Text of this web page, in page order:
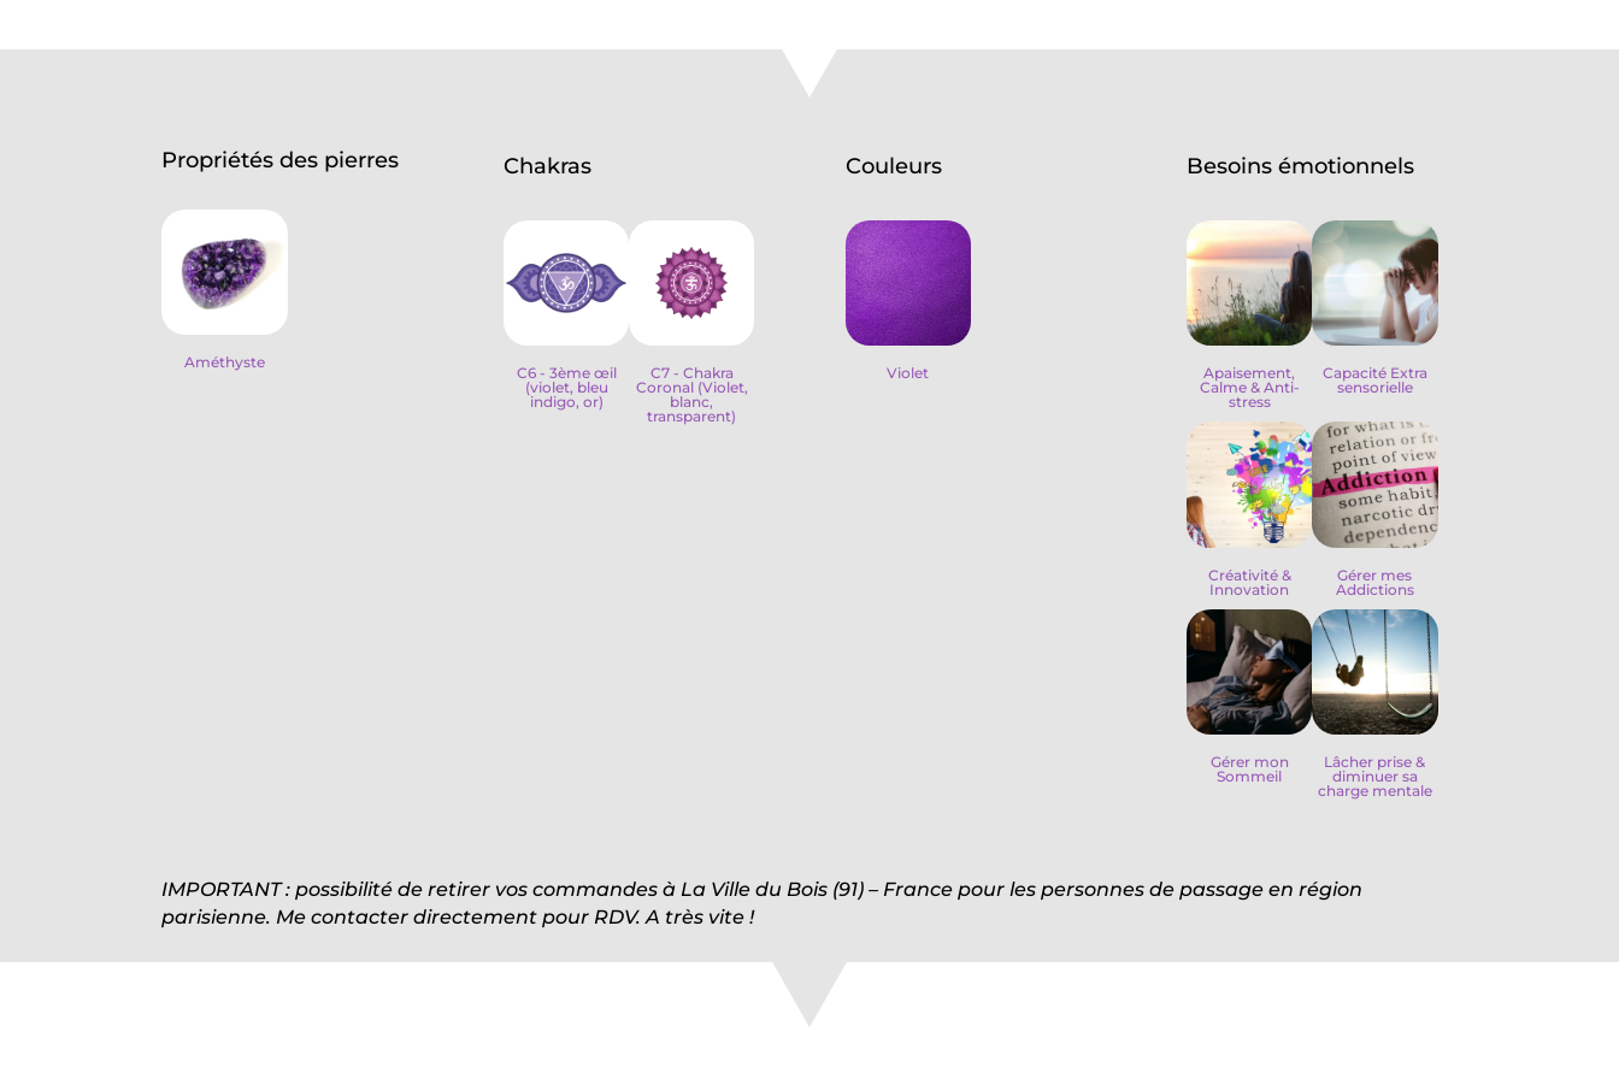
Propriétés des pierres
Améthyste
Chakras
C6 - 3ème œil
(violet, bleu
indigo, or)
C7 - Chakra
Coronal (Violet,
blanc,
transparent)
Couleurs
Violet
Besoins émotionnels
Apaisement,
Calme & Anti-
stress
Capacité Extra
sensorielle
Créativité &
Innovation
Gérer mes
Addictions
Gérer mon
Sommeil
Lâcher prise &
diminuer sa
charge mentale
IMPORTANT : possibilité de retirer vos commandes à La Ville du Bois (91) – France pour les personnes de passage en région
parisienne. Me contacter directement pour RDV. A très vite !